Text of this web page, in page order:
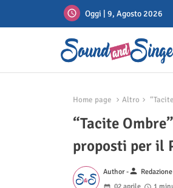
Oggi | 9, Agosto 2026
Home page Altro
“Tacite
proposti per il
Author -person Redazione